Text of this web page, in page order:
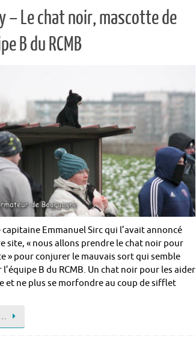
– Le chat noir, mascotte de
B du RCMB
capitaine Emmanuel Sirc qui l’avait annoncé
site, « nous allons prendre le chat noir pour
» pour conjurer le mauvais sort qui semble
l’équipe B du RCMB. Un chat noir pour les aider
et ne plus se morfondre au coup de sifflet